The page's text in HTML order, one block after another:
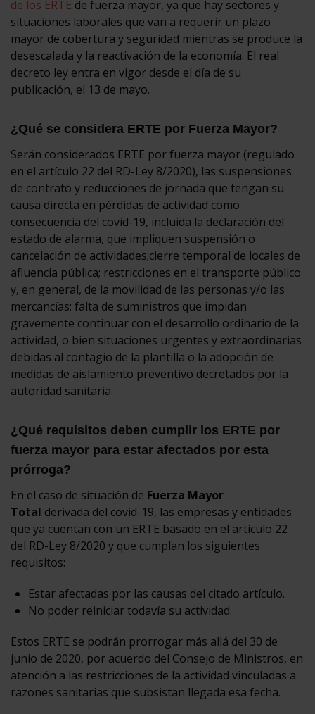
de los ERTE de fuerza mayor, ya que hay sectores y
situaciones laborales que van a requerir un plazo
mayor de cobertura y seguridad mientras se produce la
desescalada y la reactivación de la economía. El real
decreto ley entra en vigor desde el día de su
publicación, el 13 de mayo.
¿Qué se considera ERTE por Fuerza Mayor?
Serán considerados ERTE por fuerza mayor (regulado
en el artículo 22 del RD-Ley 8/2020), las suspensiones
de contrato y reducciones de jornada que tengan su
causa directa en pérdidas de actividad como
consecuencia del covid-19, incluida la declaración del
estado de alarma, que impliquen suspensión o
cancelación de actividades;cierre temporal de locales de
afluencia pública; restricciones en el transporte público
y, en general, de la movilidad de las personas y/o las
mercancías; falta de suministros que impidan
gravemente continuar con el desarrollo ordinario de la
actividad, o bien situaciones urgentes y extraordinarias
debidas al contagio de la plantilla o la adopción de
medidas de aislamiento preventivo decretados por la
autoridad sanitaria.
¿Qué requisitos deben cumplir los ERTE por
fuerza mayor para estar afectados por esta
prórroga?
En el caso de situación de Fuerza Mayor
Total derivada del covid-19, las empresas y entidades
que ya cuentan con un ERTE basado en el artículo 22
del RD-Ley 8/2020 y que cumplan los siguientes
requisitos:
Estar afectadas por las causas del citado artículo.
No poder reiniciar todavía su actividad.
Estos ERTE se podrán prorrogar más allá del 30 de
junio de 2020, por acuerdo del Consejo de Ministros, en
atención a las restricciones de la actividad vinculadas a
razones sanitarias que subsistan llegada esa fecha.